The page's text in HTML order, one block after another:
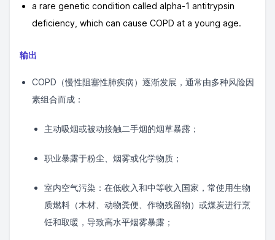
a rare genetic condition called alpha-1 antitrypsin
deficiency, which can cause COPD at a young age.
输出
COPD（慢性阻塞性肺疾病）逐渐发展，通常由多种风险因
素组合而成：
主动吸烟或被动接触二手烟的烟草暴露；
职业暴露于粉尘、烟雾或化学物质；
室内空气污染：在低收入和中等收入国家，常使用生物
质燃料（木材、动物粪便、作物残留物）或煤炭进行烹
饪和取暖，导致高水平烟雾暴露；